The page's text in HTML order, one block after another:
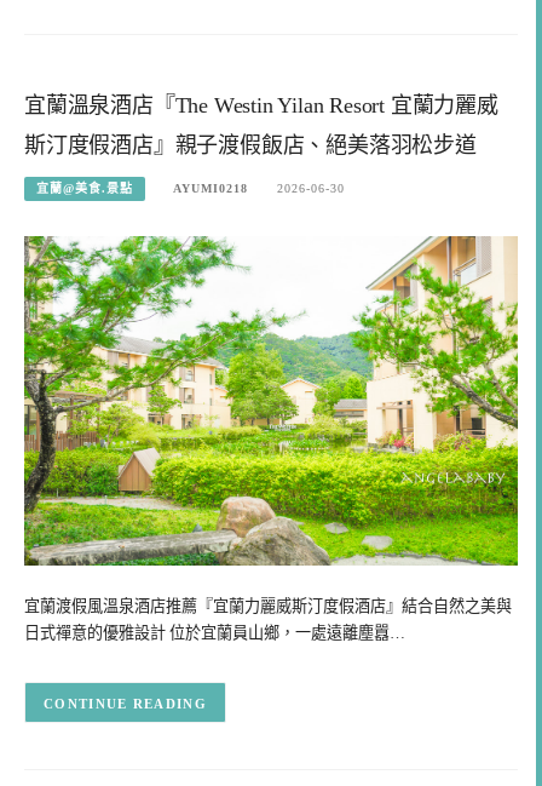
宜蘭溫泉酒店『The Westin Yilan Resort 宜蘭力麗威
斯汀度假酒店』親子渡假飯店、絕美落羽松步道
宜蘭@美食.景點 AYUMI0218 2026-06-30
宜蘭渡假風溫泉酒店推薦『宜蘭力麗威斯汀度假酒店』結合自然之美與
日式禪意的優雅設計 位於宜蘭員山鄉，一處遠離塵囂…
CONTINUE READING